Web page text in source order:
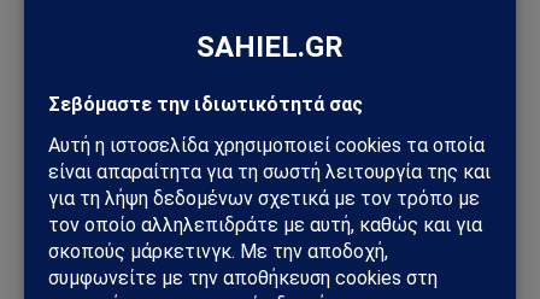
ΚΌΣΜΟΣ
Ιός hantavirus σε κρουαζιερόπλοιο στον
Ατλαντικό: Τρεις νεκροί και διεθνής συναγερμός
04/05/2026